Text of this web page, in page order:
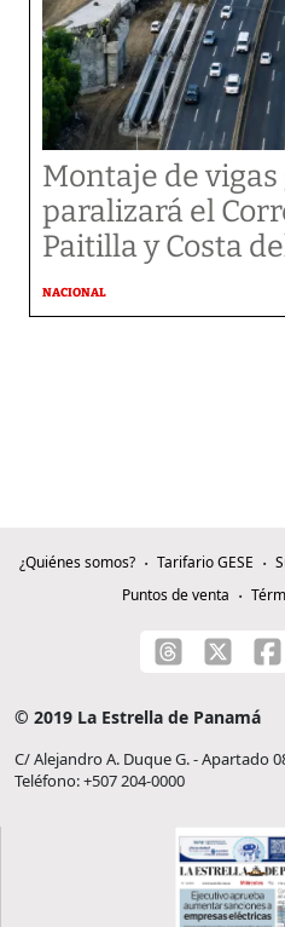
Montaje de
paralizará el
Paitilla y Costa
NACIONAL
¿Quiénes somos? Tarifario GESE
Puntos de venta
© 2019 La Estrella de Panamá
C/ Alejandro A. Duque G. - Apartado
Teléfono: +507 204-0000